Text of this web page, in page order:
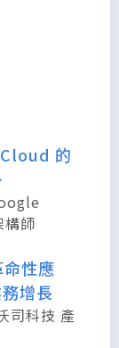
的
師
性應
增長
司科技 產